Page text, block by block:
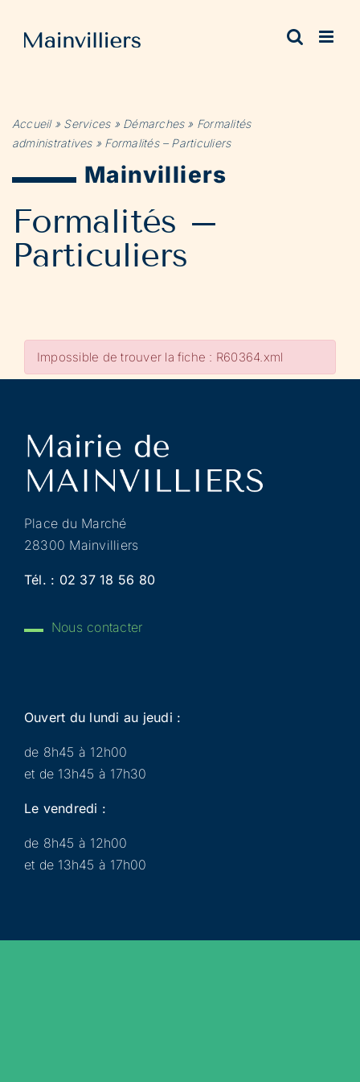
contenu
Accueil» Services» Démarches» Formalités
administratives» Formalités – Particuliers
Mainvilliers
Formalités –
Particuliers
Impossible de trouver la fiche : R60364.xml
Place du Marché
28300 Mainvilliers
Tél. : 02 37 18 56 80
Nous contacter
Ouvert du lundi au jeudi :
de 8h45 à 12h00
et de 13h45 à 17h30
Le vendredi :
de 8h45 à 12h00
et de 13h45 à 17h00